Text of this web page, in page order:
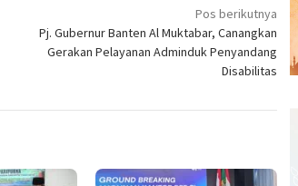
Pos berikutnya
Pj. Gubernur Banten Al Muktabar, Canangkan
Gerakan Pelayanan Adminduk Penyandang
Disabilitas